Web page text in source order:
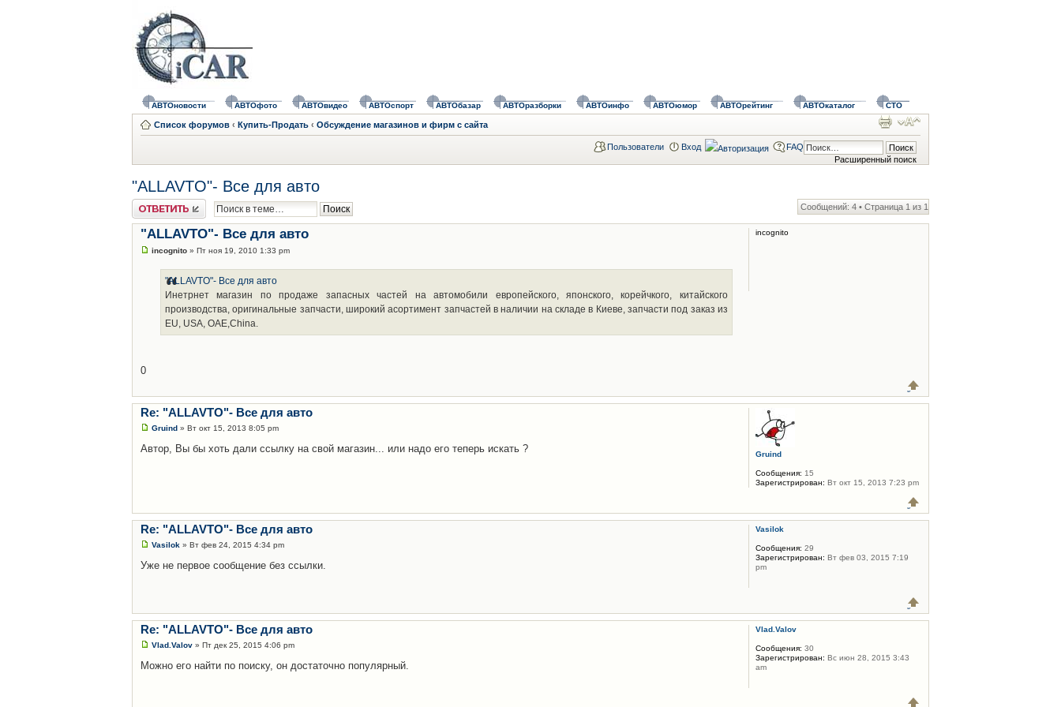
АВТОновости АВТОфото АВТОвидео АВТОспорт АВТОбазар АВТОразборки АВТОинфо АВТОюмор АВТОрейтинг АВТОкаталог СТО
Список форумов ‹ Купить-Продать ‹ Обсуждение магазинов и фирм с сайта
Расширенный поиск
Пользователи Вход FAQ
"ALLAVTO"- Все для авто
Ответить Сообщений: 4 • Страница 1 из 1
"ALLAVTO"- Все для авто
incognito » Пт ноя 19, 2010 1:33 pm
"ALLAVTO"- Все для авто
Инетрнет магазин по продаже запасных частей на автомобили европейского, японского, корейчкого, китайского
производства, оригинальные запчасти, широкий асортимент запчастей в наличии на складе в Киеве, запчасти под заказ из
EU, USA, OAE,China.
0
incognito
Re: "ALLAVTO"- Все для авто
Gruind » Вт окт 15, 2013 8:05 pm
Автор, Вы бы хоть дали ссылку на свой магазин... или надо его теперь искать ? Gruind
Сообщения: 15
Зарегистрирован: Вт окт 15, 2013 7:23 pm
Re: "ALLAVTO"- Все для авто
Vasilok » Вт фев 24, 2015 4:34 pm
Уже не первое сообщение без ссылки.
Vasilok
Сообщения: 29
Зарегистрирован: Вт фев 03, 2015 7:19
pm
Re: "ALLAVTO"- Все для авто
Vlad.Valov » Пт дек 25, 2015 4:06 pm
Можно его найти по поиску, он достаточно популярный.
Vlad.Valov
Сообщения: 30
Зарегистрирован: Вс июн 28, 2015 3:43
am